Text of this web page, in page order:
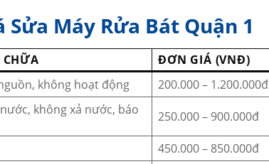
Sửa Máy Rửa Bát Quận 1
ĐƠN GIÁ (VNĐ)
không hoạt động
200.000 – 1.200.000đ
không xả nước, báo
250.000 – 900.000đ
450.000 – 850.000đ